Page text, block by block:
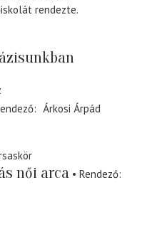
rendezte.
Árkosi Árpád
női arca
Rendező